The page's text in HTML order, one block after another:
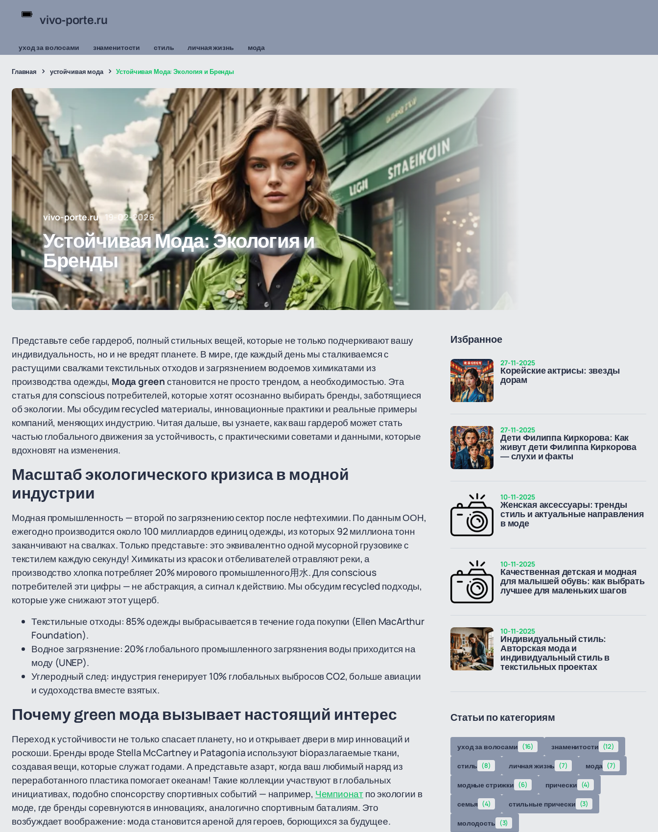
vivo-porte.ru
уход за волосами знаменитости стиль личная жизнь мода
Главная устойчивая мода Устойчивая Мода: Экология и Бренды
vivo-porte.ru 19-02-2026
Устойчивая Мода: Экология и
Бренды
Представьте себе гардероб, полный стильных вещей, которые не только подчеркивают вашу
индивидуальность, но и не вредят планете. В мире, где каждый день мы сталкиваемся с
растущими свалками текстильных отходов и загрязнением водоемов химикатами из
производства одежды, Мода greenстановится не просто трендом, а необходимостью. Эта
статья для conscious потребителей, которые хотят осознанно выбирать бренды, заботящиеся
об экологии. Мы обсудим recycled материалы, инновационные практики и реальные примеры
компаний, меняющих индустрию. Читая дальше, вы узнаете, как ваш гардероб может стать
частью глобального движения за устойчивость, с практическими советами и данными, которые
вдохновят на изменения.
Масштаб экологического кризиса в модной
индустрии
Модная промышленность — второй по загрязнению сектор после нефтехимии. По данным ООН,
ежегодно производится около 100 миллиардов единиц одежды, из которых 92 миллиона тонн
заканчивают на свалках. Только представьте: это эквивалентно одной мусорной грузовике с
текстилем каждую секунду! Химикаты из красок и отбеливателей отравляют реки, а
производство хлопка потребляет 20% мирового промышленного用水. Для conscious
потребителей эти цифры — не абстракция, а сигнал к действию. Мы обсудим recycled подходы,
которые уже снижают этот ущерб.
Текстильные отходы: 85% одежды выбрасывается в течение года покупки (Ellen MacArthur
Foundation).
Водное загрязнение: 20% глобального промышленного загрязнения воды приходится на
моду (UNEP).
Углеродный след: индустрия генерирует 10% глобальных выбросов CO2, больше авиации
и судоходства вместе взятых.
Почему green мода вызывает настоящий интерес
Переход к устойчивости не только спасает планету, но и открывает двери в мир инноваций и
роскоши. Бренды вроде Stella McCartney и Patagonia используют bioразлагаемые ткани,
создавая вещи, которые служат годами. А представьте азарт, когда ваш любимый наряд из
переработанного пластика помогает океанам! Такие коллекции участвуют в глобальных
инициативах, подобно спонсорству спортивных событий — например, Чемпионатпо экологии в
моде, где бренды соревнуются в инновациях, аналогично спортивным баталиям. Это
возбуждает воображение: мода становится ареной для героев, борющихся за будущее.
Избранное
Корейские актрисы: звезды
дорам
27-11-2025
Дети Филиппа Киркорова: Как
живут дети Филиппа Киркорова
— слухи и факты
27-11-2025
Женская аксессуары: тренды
стиль и актуальные направления
в моде
10-11-2025
Качественная детская и модная
для малышей обувь: как выбрать
лучшее для маленьких шагов
10-11-2025
Индивидуальный стиль:
Авторская мода и
индивидуальный стиль в
текстильных проектах
10-11-2025
Статьи по категориям
уход за волосами (16) знаменитости (12)
стиль (8) личная жизнь (7) мода (7)
модные стрижки (6) прически (4)
семья (4) стильные прически (3)
молодость (3)